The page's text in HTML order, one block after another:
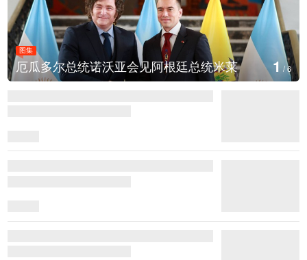
图集
厄瓜多尔总统诺沃亚会见阿根廷总统米莱 1/6